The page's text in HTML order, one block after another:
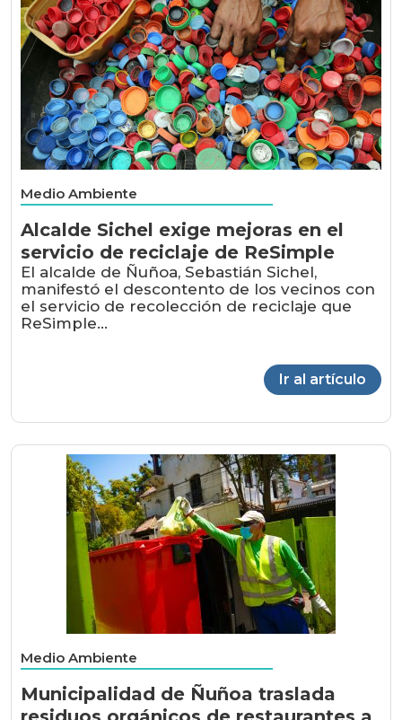
Medio Ambiente
Alcalde Sichel exige mejoras en el
servicio de reciclaje de ReSimple
El alcalde de Ñuñoa, Sebastián Sichel,
manifestó el descontento de los vecinos con
el servicio de recolección de reciclaje que
ReSimple...
Ir al artículo
Medio Ambiente
Municipalidad de Ñuñoa traslada